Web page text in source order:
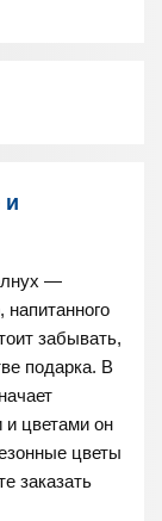
и
—
напитанного
забывать,
подарка. В
и цветами он
цветы
заказать